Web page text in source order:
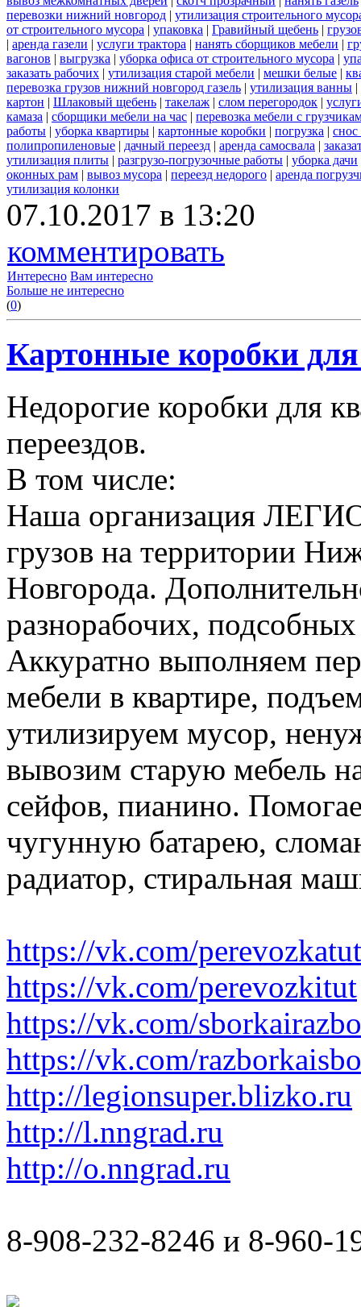
перевозки нижний новгород | утилизация строительного
от строительного мусора | упаковка | Гравийный щебень |
| аренда газели | услуги трактора | нанять сборщиков мебели |
вагонов | выгрузка | уборка офиса от строительного мусора |
заказать рабочих | утилизация старой мебели | мешки белые |
перевозка грузов нижний новгород газель | утилизация ванны |
картон | Шлаковый щебень | такелаж | слом перегородок |
камаза | сборщики мебели на час | перевозка мебели с
работы | уборка квартиры | картонные коробки | погрузка | снос
полипропиленовые | дачный переезд | аренда самосвала |
утилизация плиты | разгрузо-погрузочные работы | уборка дачи
оконных рам | вывоз мусора | переезд недорого | аренда
утилизация колонки
07.10.2017 в 13:20
комментировать
Интересно Вам интересно
Больше не интересно
(0)
Картонные коробки для
Недорогие коробки для
переездов.
В том числе:
Наша организация
грузов на территории
Новгорода.
разнорабочих,
Аккуратно выполняем
мебели в квартире,
утилизируем мусор,
вывозим старую мебель
сейфов, пианино.
чугунную батарею,
радиатор, стиральная
https://vk.com/perevozkatut
https://vk.com/perevozkitut
https://vk.com/
https://vk.com/
http://legionsuper.blizko.ru
http://l.nngrad.ru
http://o.nngrad.ru
8-908-232-8246 и 8-960-